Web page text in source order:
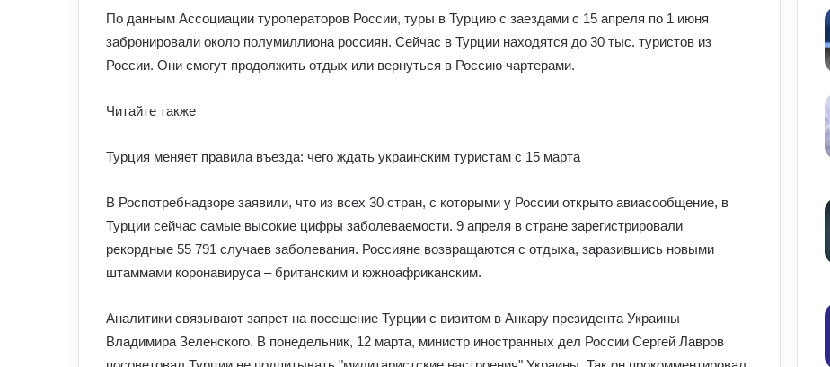
По данным Ассоциации туроператоров России, туры в Турцию с заездами с 15 апреля по 1 июня
забронировали около полумиллиона россиян. Сейчас в Турции находятся до 30 тыс. туристов из
России. Они смогут продолжить отдых или вернуться в Россию чартерами.
Читайте также
Турция меняет правила въезда: чего ждать украинским туристам с 15 марта
В Роспотребнадзоре заявили, что из всех 30 стран, с которыми у России открыто авиасообщение, в
Турции сейчас самые высокие цифры заболеваемости. 9 апреля в стране зарегистрировали
рекордные 55 791 случаев заболевания. Россияне возвращаются с отдыха, заразившись новыми
штаммами коронавируса – британским и южноафриканским.
Аналитики связывают запрет на посещение Турции с визитом в Анкару президента Украины
Владимира Зеленского. В понедельник, 12 марта, министр иностранных дел России Сергей Лавров
На Полтавщині через удар РФ стався
що вже відомо
ризики для здоров’я
Чому квартири в Україні стають
варто знати